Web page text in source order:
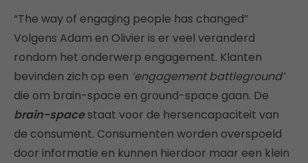
“The way of engaging people has changed”
Volgens Adam en Olivier is er veel veranderd
rondom het onderwerp engagement. Klanten
bevinden zich op een ‘engagement battleground’
die om brain-space en ground-space gaan. De
brain-spacestaat voor de hersencapaciteit van
de consument. Consumenten worden overspoeld
door informatie en kunnen hierdoor maar een klein